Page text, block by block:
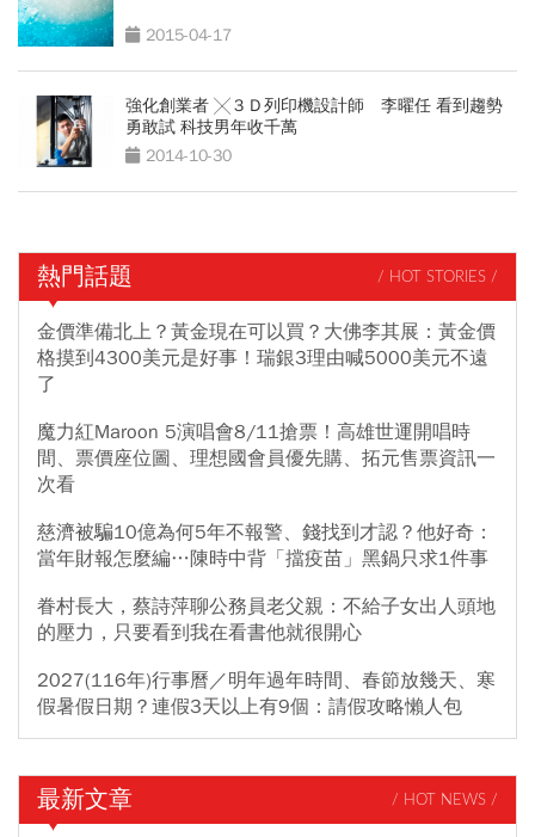
2015-04-17
強化創業者 ╳３Ｄ列印機設計師 李曜任 看到趨勢
勇敢試 科技男年收千萬
2014-10-30
熱門話題 / HOT STORIES /
金價準備北上？黃金現在可以買？大佛李其展：黃金價
格摸到4300美元是好事！瑞銀3理由喊5000美元不遠
了
魔力紅Maroon 5演唱會8/11搶票！高雄世運開唱時
間、票價座位圖、理想國會員優先購、拓元售票資訊一
次看
慈濟被騙10億為何5年不報警、錢找到才認？他好奇：
當年財報怎麼編…陳時中背「擋疫苗」黑鍋只求1件事
眷村長大，蔡詩萍聊公務員老父親：不給子女出人頭地
的壓力，只要看到我在看書他就很開心
2027(116年)行事曆／明年過年時間、春節放幾天、寒
假暑假日期？連假3天以上有9個：請假攻略懶人包
最新文章 / HOT NEWS /